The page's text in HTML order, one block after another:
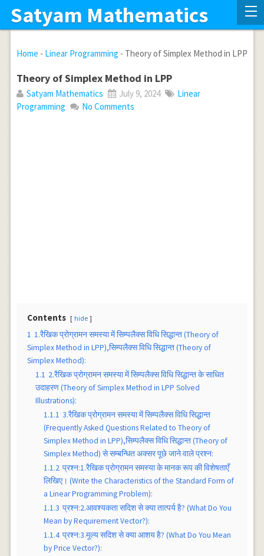
Satyam Mathematics
Home - Linear Programming - Theory of Simplex Method in LPP
Theory of Simplex Method in LPP
Satyam Mathematics July 9, 2024
Linear
Programming
No Comments
Contents hide
1 1.रैखिक प्रोग्रामन समस्या में सिम्पलैक्स विधि सिद्धान्त (Theory of
Simplex Method in LPP),सिम्पलैक्स विधि सिद्धान्त (Theory of
Simplex Method):
1.1 2.रैखिक प्रोग्रामन समस्या में सिम्पलैक्स विधि सिद्धान्त के साधित
उदाहरण (Theory of Simplex Method in LPP Solved
Illustrations):
1.1.1 3.रैखिक प्रोग्रामन समस्या में सिम्पलैक्स विधि सिद्धान्त
(Frequently Asked Questions Related to Theory of
Simplex Method in LPP),सिम्पलैक्स विधि सिद्धान्त (Theory of
Simplex Method) से सम्बन्धित अक्सर पूछे जाने वाले प्रश्न:
1.1.2 प्रश्न:1.रैखिक प्रोग्रामन समस्या के मानक रूप की विशेषताएँ
लिखिए। (Write the Characteristics of the Standard Form of
a Linear Programming Problem):
1.1.3 प्रश्न:2.आवश्यकता सदिश से क्या तात्पर्य है? (What Do You
Mean by Requirement Vector?):
1.1.4 प्रश्न:3.मूल्य सदिश से क्या आशय है? (What Do You Mean
by Price Vector?):